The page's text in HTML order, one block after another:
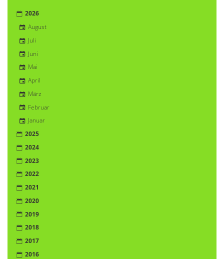
2026
August
Juli
Juni
Mai
April
März
Februar
Januar
2025
2024
2023
2022
2021
2020
2019
2018
2017
2016